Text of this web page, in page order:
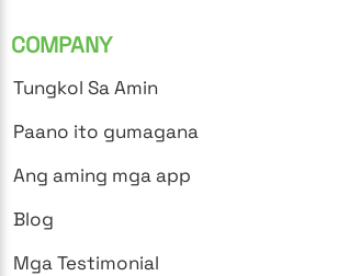
COMPANY
Tungkol Sa Amin
Paano ito gumagana
Ang aming mga app
Blog
Mga Testimonial